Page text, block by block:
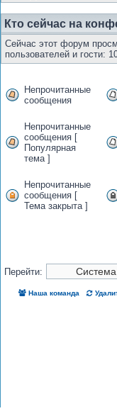
Кто сейчас на
Сейчас этот форум
пользователей и гости:
Непрочитанные
сообщения
Непрочитанные
сообщения [
Популярная
тема ]
Непрочитанные
сообщения [
Тема закрыта ]
Перейти:
Наша команда